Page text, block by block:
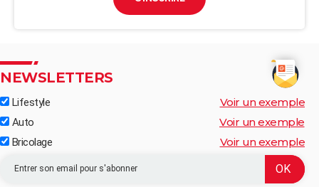
NEWSLETTERS
Lifestyle Voir un exemple
Auto Voir un exemple
Bricolage Voir un exemple